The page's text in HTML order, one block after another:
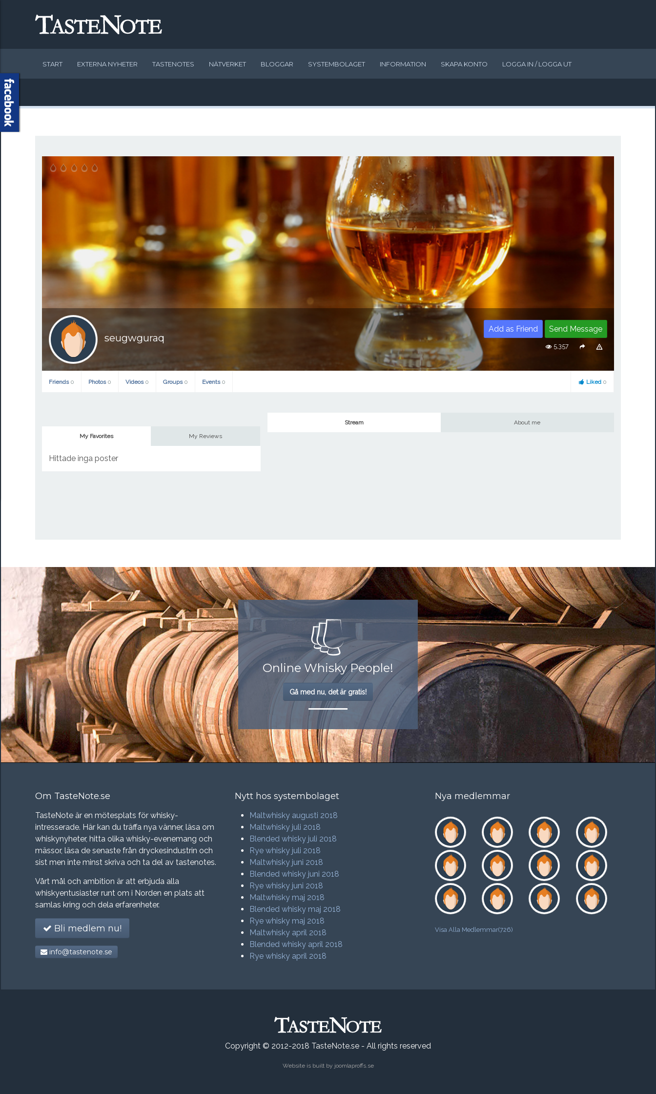
START EXTERNA NYHETER TASTENOTES NÄTVERKET BLOGGAR SYSTEMBOLAGET INFORMATION SKAPA KONTO LOGGA IN / LOGGA UT
seugwguraq
Add as Friend Send Message
5,357
Friends 0 Photos 0 Videos 0 Groups 0 Events 0 Liked 0
My Favorites My Reviews
Hittade inga poster
Stream About me
Online Whisky People!
Gå med nu, det är gratis!
Om TasteNote.se
TasteNote är en mötesplats för whisky-
intresserade. Här kan du träffa nya vänner, läsa om
whiskynyheter, hitta olika whisky-evenemang och
mässor, läsa de senaste från dryckesindustrin och
sist men inte minst skriva och ta del av tastenotes.
Vårt mål och ambition är att erbjuda alla
whiskyentusiaster runt om i Norden en plats att
samlas kring och dela erfarenheter.
Bli medlem nu!
info@tastenote.se
Nytt hos systembolaget
Maltwhisky augusti 2018
Maltwhisky juli 2018
Blended whisky juli 2018
Rye whisky juli 2018
Maltwhisky juni 2018
Blended whisky juni 2018
Rye whisky juni 2018
Maltwhisky maj 2018
Blended whisky maj 2018
Rye whisky maj 2018
Maltwhisky april 2018
Blended whisky april 2018
Rye whisky april 2018
Nya medlemmar
Visa Alla Medlemmar(726)
Copyright © 2012-2018 TasteNote.se - All rights reserved
Website is built by joomlaproffs.se